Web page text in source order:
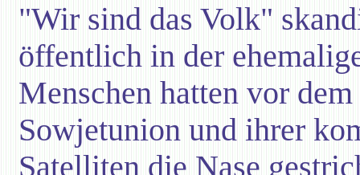
"Wir sind das Volk"
öffentlich in der
Menschen hatten vor
Sowjetunion und ihrer
Satelliten die Nase